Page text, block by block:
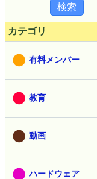
カテゴリ
有料メンバー
教育
動画
ハードウェア